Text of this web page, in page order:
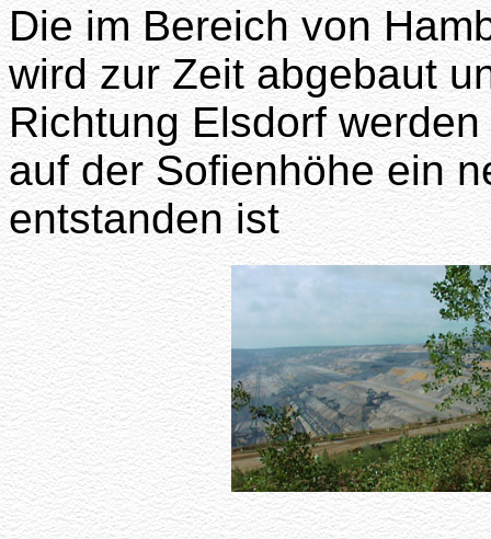
Die im Bereich von
wird zur Zeit abgebaut
Richtung Elsdorf
auf der Sofienhöhe ein
entstanden ist